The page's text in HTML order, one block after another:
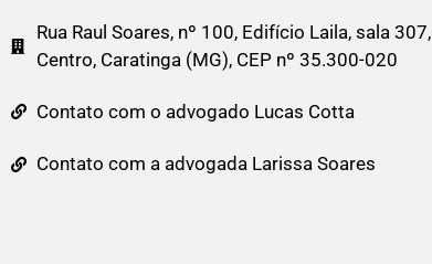
Rua Raul Soares, nº 100, Edifício Laila, sala 307,
Centro, Caratinga (MG), CEP nº 35.300-020
Contato com o advogado Lucas Cotta
Contato com a advogada Larissa Soares